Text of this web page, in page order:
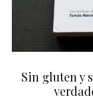
Sin gluten y